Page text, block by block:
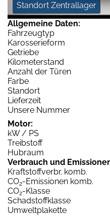
Standort Zentrallager
Allgemeine Daten:
Fahrzeugtyp
Karosserieform
Getriebe
Kilometerstand
Anzahl der Türen
Farbe
Standort
Lieferzeit
Unsere Nummer
Motor:
kW / PS
Treibstoff
Hubraum
Verbrauch und
Kraftstoffverbr. komb.
CO2-Emissionen komb.
CO2-Klasse
Schadstoffklasse
Umweltplakette